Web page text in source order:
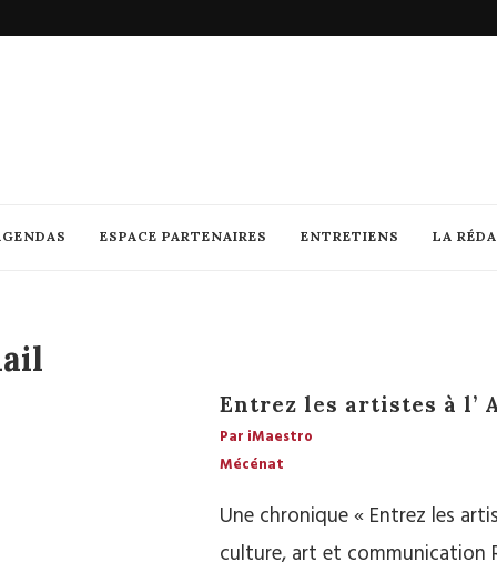
ESPACE PARTENAIRES ENTRETIENS LA
Entrez les artistes à l’
Par iMaestro
Mécénat
Une chronique « Entrez les
culture, art et communication